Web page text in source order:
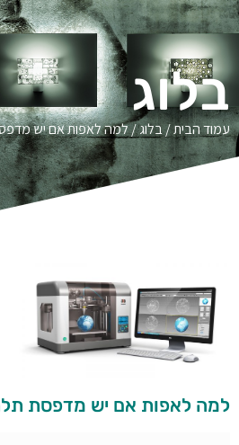
בלוג
עמוד הבית/בלוג/ למה לאפות אם יש
למה לאפות אם יש מדפסת